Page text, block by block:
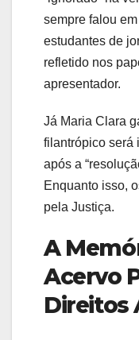
sempre falou
estudantes de
refletido nos
apresentador.
Já Maria Clara
filantrópico será
após a
Enquanto isso,
pela Justiça.
A
Acervo
Direitos